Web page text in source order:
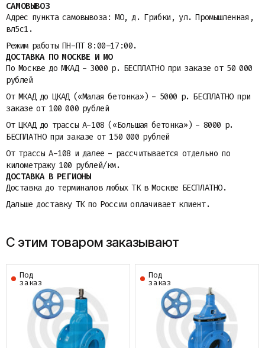
САМОВЫВОЗ
Адрес пункта самовывоза: МО, д. Грибки, ул. Промышленная,
вл5с1.
Режим работы ПН-ПТ 8:00–17:00.
ДОСТАВКА ПО МОСКВЕ И МО
По Москве до МКАД - 3000 р. БЕСПЛАТНО при заказе от 50 000
рублей
От МКАД до ЦКАД («Малая бетонка») - 5000 р. БЕСПЛАТНО при
заказе от 100 000 рублей
От ЦКАД до трассы A-108 («Большая бетонка») - 8000 р.
БЕСПЛАТНО при заказе от 150 000 рублей
От трассы A-108 и далее - рассчитывается отдельно по
километражу 100 рублей/км.
ДОСТАВКА В РЕГИОНЫ
Доставка до терминалов любых ТК в Москве БЕСПЛАТНО.
Дальше доставку ТК по России оплачивает клиент.
С этим товаром заказывают
Под
заказ
Под
заказ